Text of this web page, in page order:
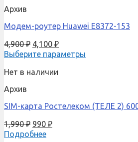
Архив
Модем-роутер Huawei E8372-153
4,900₽ 4,100 ₽
Выберите параметры
Нет в наличии
Архив
SIM-карта Ростелеком (ТЕЛЕ 2)
1,990₽ 990 ₽
Подробнее